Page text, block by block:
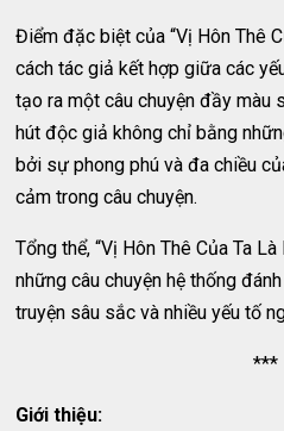
Điểm đặc biệt của “Vị Hôn Thê
cách tác giả kết hợp giữa các
tạo ra một câu chuyện đầy màu
hút độc giả không chỉ bằng
bởi sự phong phú và đa chiều
cảm trong câu chuyện.
Tổng thể, “Vị Hôn Thê Của Ta
những câu chuyện hệ thống
truyện sâu sắc và nhiều yếu tố
***
Giới thiệu: